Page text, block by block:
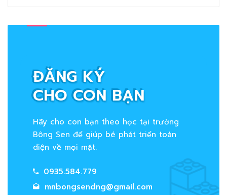
ĐĂNG KÝ
CHO CON BẠN
Hãy cho con bạn theo học tại trường
Bông Sen để giúp bé phát triển toàn
diện về mọi mặt.
0935.584.779
mnbongsendng@gmail.com